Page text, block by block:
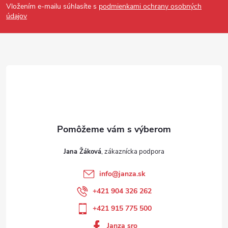
Vložením e-mailu súhlasíte s podmienkami ochrany osobných
údajov
Jana Žáková
info@janza.sk
+421 904 326 262
+421 915 775 500
Janza sro